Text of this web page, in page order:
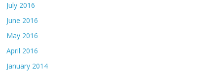
July 2016
June 2016
May 2016
April 2016
January 2014